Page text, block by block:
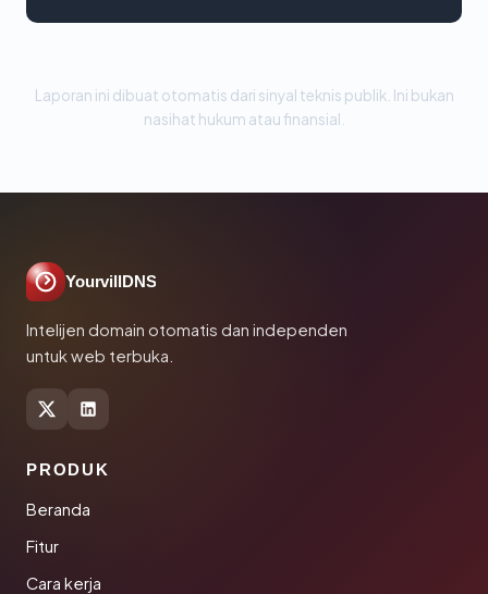
Laporan ini dibuat otomatis dari sinyal teknis publik. Ini bukan
nasihat hukum atau finansial.
YourvillDNS
Intelijen domain otomatis dan independen
untuk web terbuka.
PRODUK
Beranda
Fitur
Cara kerja